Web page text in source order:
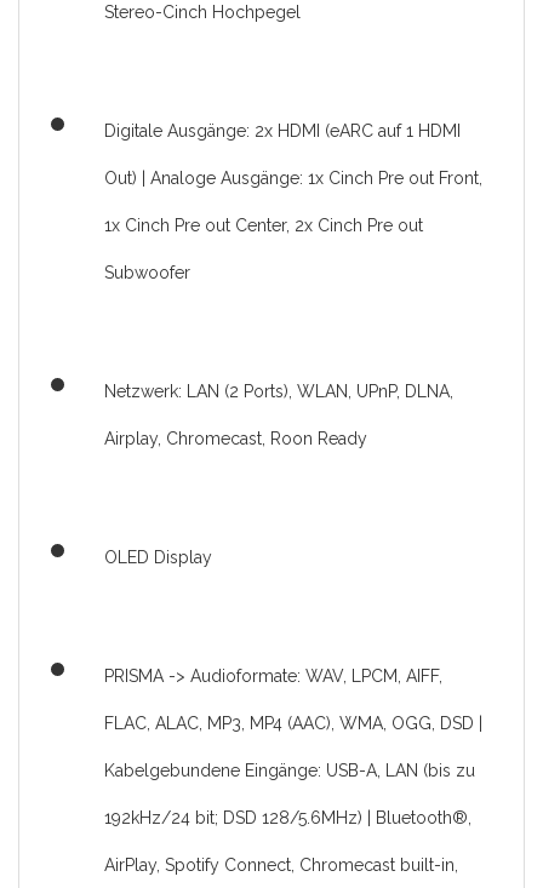
Stereo-Cinch Hochpegel
Digitale Ausgänge: 2x HDMI (eARC auf 1 HDMI
Out) | Analoge Ausgänge: 1x Cinch Pre out Front,
1x Cinch Pre out Center, 2x Cinch Pre out
Subwoofer
Netzwerk: LAN (2 Ports), WLAN, UPnP, DLNA,
Airplay, Chromecast, Roon Ready
OLED Display
PRISMA -> Audioformate: WAV, LPCM, AIFF,
FLAC, ALAC, MP3, MP4 (AAC), WMA, OGG, DSD |
Kabelgebundene Eingänge: USB-A, LAN (bis zu
192kHz/24 bit; DSD 128/5.6MHz) | Bluetooth®,
AirPlay, Spotify Connect, Chromecast built-in,